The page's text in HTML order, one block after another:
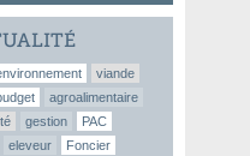
viande
agroalimentaire
gestion
PAC
eleveur
Foncier